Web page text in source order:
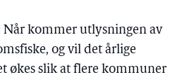
Når kommer utlysningen av
og vil det årlige
økes slik at flere kommuner